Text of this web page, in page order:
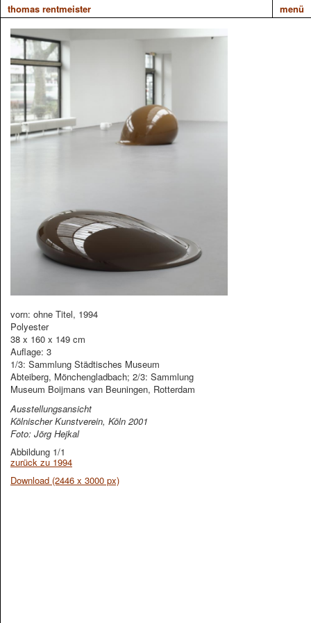
thomas rentmeister menü
vorn: ohne Titel, 1994
Polyester
38 x 160 x 149 cm
Auflage: 3
1/3: Sammlung Städtisches Museum
Abteiberg, Mönchengladbach; 2/3: Sammlung
Museum Boijmans van Beuningen, Rotterdam
Ausstellungsansicht
Kölnischer Kunstverein, Köln 2001
Foto: Jörg Hejkal
Abbildung 1/1
zurück zu 1994
Download (2446 x 3000 px)